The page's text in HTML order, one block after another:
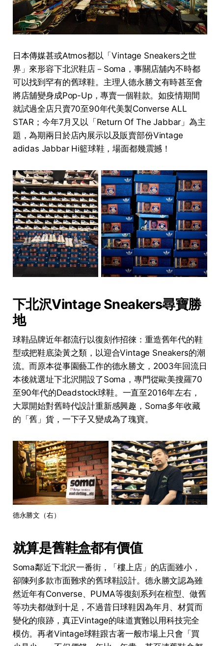
日本傳媒甚或Atmos都以「Vintage Sneakers之世
界」來形容下北沢鞋店－Soma，事關店舖內不時都
可以找到罕有的舊球鞋。主理人德永勝文有時甚至會
將店舖變身成Pop-Up，專賣一個鞋款。如疫情期間
就試過全店只賣70至90年代美製Converse ALL
STAR；今年7月又以「Return Of The Jabbar」為主
題，為期兩日於店內展示以及販賣部份Vintage
adidas Jabbar Hi籃球鞋，場面都幾震撼！
下北沢Vintage Sneakers尋寶勝
地
球鞋品牌近年都流行以復刻作招徠：重造舊年代的鞋
型或把鞋底染黃之類，以迎合Vintage Sneakers的潮
流。而原本從事園藝工作的德永勝文，2003年回流日
本後就選址下北沢開設了Soma，專門從歐美搜羅70
至90年代的Deadstock球鞋。一直至2016年左右，
大眾開始對舊時代設計重新感興趣，Soma多年收藏
的「舊」貨，一下子又變成為了瑰寶。
德永勝文（右）
就算是舊鞋盒都有價值
Soma鄰近下北沢一番街，「樓上店」的店面雖小，
卻陳列多款市面難求的舊球鞋設計。德永勝文認為雖
然近年有Converse、PUMA等復刻系列在楦型、做舊
等功夫都做到十足，不過昔日球鞋因為年月、材質而
變化的痕跡，真正Vintage的味道實難以用科技完全
模仿。再者Vintage球鞋跟古著一般市場上只會「買